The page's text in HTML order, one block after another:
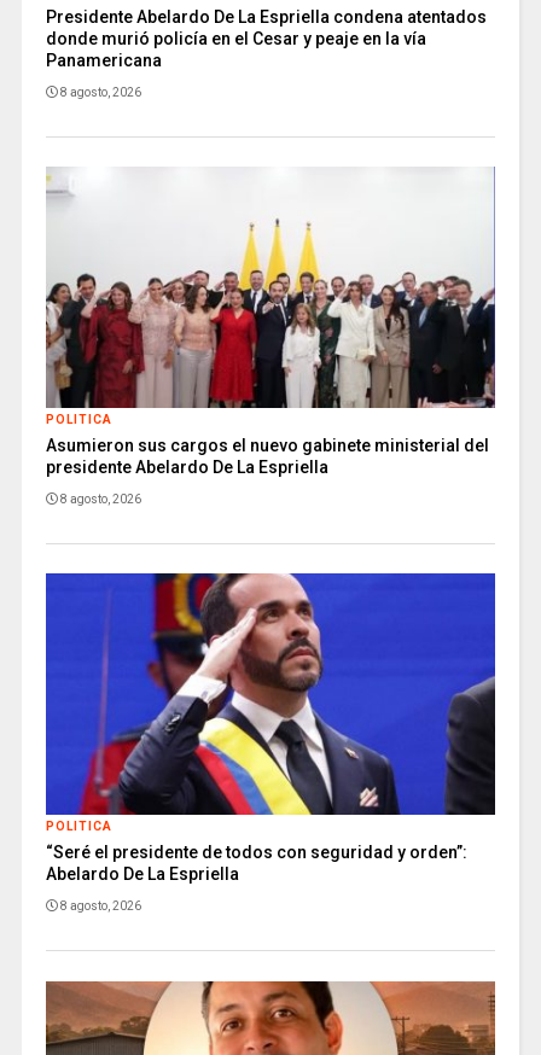
Presidente Abelardo De La Espriella condena atentados
donde murió policía en el Cesar y peaje en la vía
Panamericana
8 agosto, 2026
POLITICA
Asumieron sus cargos el nuevo gabinete ministerial del
presidente Abelardo De La Espriella
8 agosto, 2026
POLITICA
“Seré el presidente de todos con seguridad y orden”:
Abelardo De La Espriella
8 agosto, 2026